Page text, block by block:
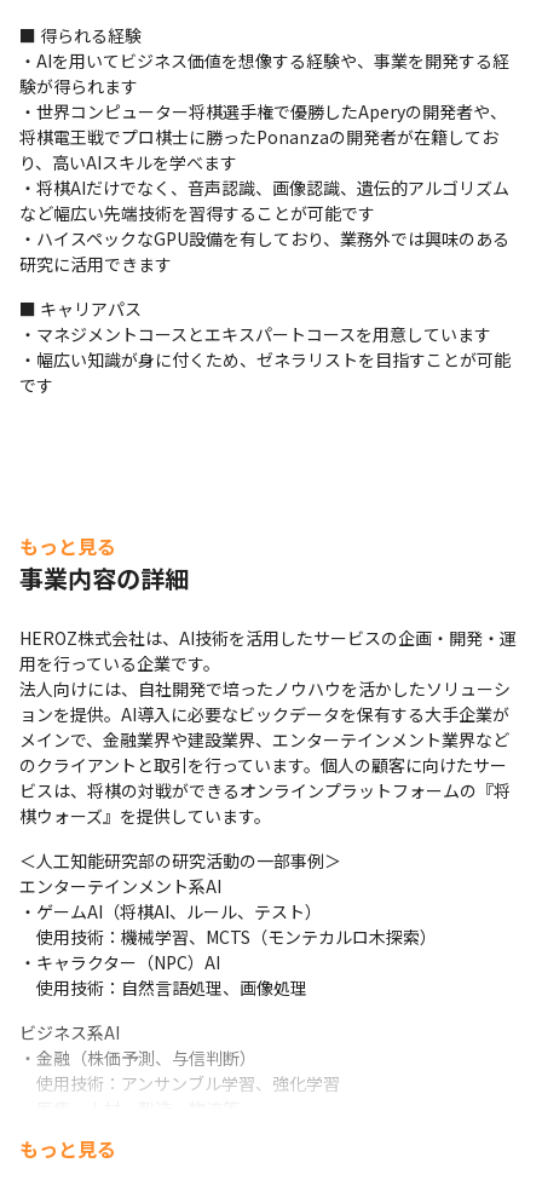
めです。 「純粋な1企業として」という観点ですと、会社
メンバー間での繋がりに特徴があるように思います。懇親
するときは思いっきり打ち解けあいつつ、仕事モードの時
は結構ピリッとする雰囲気になることも多いので、オンオ
フをしっかり分け、仲良しごっこではなくお互いを高めあ
える存在を築けると思います。（ビジネス職）
・比較的小さい組織で大きいことをやろうとしています。
自分の能力次第でかなり自由に役割を担えます（エンジニ
ア職）
知見をエンジニア以外も多かれ少なかれ持っています
・優れたエンジニアの技術力を背景に、お客様に価値遡及
をしていくことに魅力を感じます。競合が多い中、競争力
をもてる源泉（技術者）がしっかりと社内にあること、ま
GPUサーバだけでなく、CPUサーバも充実しています。
■ 得られる経験
・AIを用いてビジネス価値を想像する経験や、事業を開発する経
験が得られます
・世界コンピューター将棋選手権で優勝したAperyの開発者や、
将棋電王戦でプロ棋士に勝ったPonanzaの開発者が在籍してお
り、高いAIスキルを学べます
・将棋AIだけでなく、音声認識、画像認識、遺伝的アルゴリズム
など幅広い先端技術を習得することが可能です
・ハイスペックなGPU設備を有しており、業務外では興味のある
研究に活用できます
■ キャリアパス
・マネジメントコースとエキスパートコースを用意しています
・幅広い知識が身に付くため、ゼネラリストを目指すことが可能
です
もっと見る
事業内容の詳細
HEROZ株式会社は、AI技術を活用したサービスの企画・開発・運
用を行っている企業です。
法人向けには、自社開発で培ったノウハウを活かしたソリューシ
ョンを提供。AI導入に必要なビックデータを保有する大手企業が
メインで、金融業界や建設業界、エンターテインメント業界など
のクライアントと取引を行っています。個人の顧客に向けたサー
ビスは、将棋の対戦ができるオンラインプラットフォームの『将
棋ウォーズ』を提供しています。
＜人工知能研究部の研究活動の一部事例＞
エンターテインメント系AI
・ゲームAI（将棋AI、ルール、テスト）
使用技術：機械学習、MCTS（モンテカルロ木探索）
・キャラクター（NPC）AI
使用技術：自然言語処理、画像処理
ビジネス系AI
・金融（株価予測、与信判断）
使用技術：アンサンブル学習、強化学習
習、画像処理、GAN
もっと見る